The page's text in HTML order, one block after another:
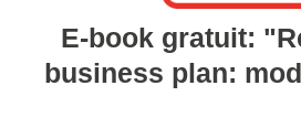
E-book gratuit:
business plan: